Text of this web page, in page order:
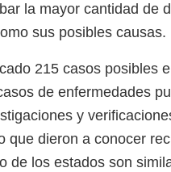
la mayor cantidad de
sus posibles causas.
215 casos posibles
de enfermedades
y
que dieron a conocer
de los estados son